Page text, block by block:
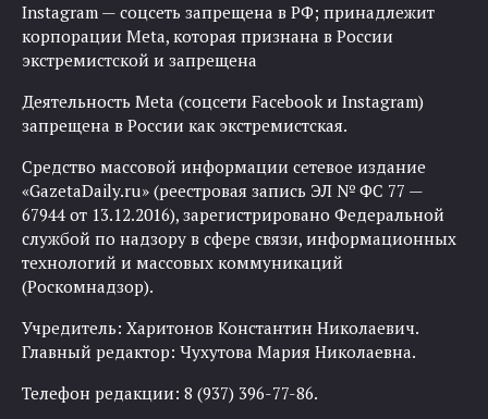
Instagram — соцсеть запрещена в РФ; принадлежит
корпорации Meta, которая признана в России
экстремистской и запрещена
Деятельность Meta (соцсети Facebook и Instagram)
запрещена в России как экстремистская.
Средство массовой информации сетевое издание
«GazetaDaily.ru» (реестровая запись ЭЛ № ФС 77 —
67944 от 13.12.2016), зарегистрировано Федеральной
службой по надзору в сфере связи, информационных
технологий и массовых коммуникаций
(Роскомнадзор).
Учредитель: Харитонов Константин Николаевич.
Главный редактор: Чухутова Мария Николаевна.
Телефон редакции: 8 (937) 396-77-86.